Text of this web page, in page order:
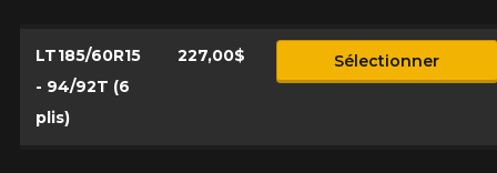
LT185/60R15
- 94/92T (6
plis)
227,00$ Sélectionner